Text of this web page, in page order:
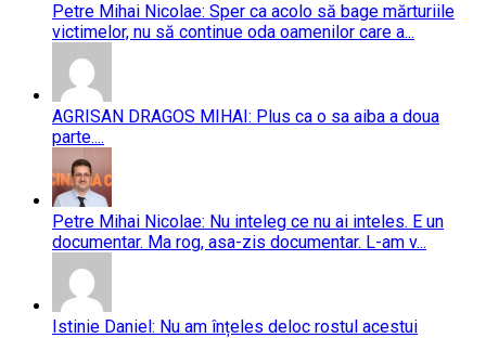
Petre Mihai Nicolae: Sper ca acolo să bage mărturiile
victimelor, nu să continue oda oamenilor care a...
AGRISAN DRAGOS MIHAI: Plus ca o sa aiba a doua
parte....
Petre Mihai Nicolae: Nu inteleg ce nu ai inteles. E un
documentar. Ma rog, asa-zis documentar. L-am v...
Istinie Daniel: Nu am înțeles deloc rostul acestui